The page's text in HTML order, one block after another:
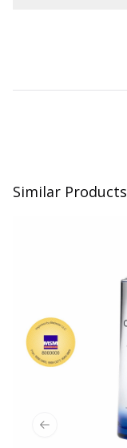
Similar Products
Previous slide